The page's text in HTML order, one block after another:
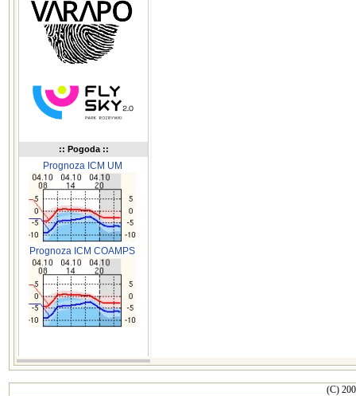
:: Pogoda ::
Prognoza ICM UM
Prognoza ICM COAMPS
(C)